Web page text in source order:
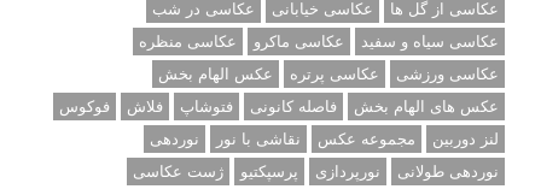
عکاسی از گل ها
عکاسی خیابانی
عکاسی در شب
عکاسی سیاه و سفید
عکاسی ماکرو
عکاسی منظره
عکاسی ورزشی
عکاسی پرتره
عکس الهام بخش
عکس های الهام بخش
فاصله کانونی فتوشاپ فلاش
فوکوس
لنز دوربین
مجموعه عکس نقاشی با نور
نوردهی
نوردهی طولانی
نورپردازی پرسپکتیو ژست عکاسی